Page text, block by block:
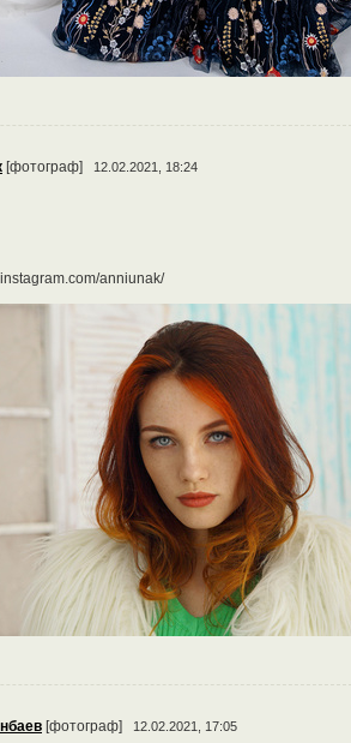
[фотограф] 12.02.2021, 18:24
anniunak/
[фотограф] 12.02.2021, 17:05